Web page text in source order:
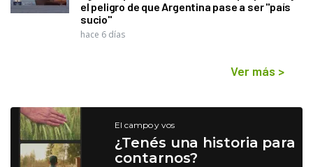
el peligro de que Argentina pase a ser "país
sucio"
hace 6 días
Ver más >
El campo y vos
¿Tenés una historia para
contarnos?